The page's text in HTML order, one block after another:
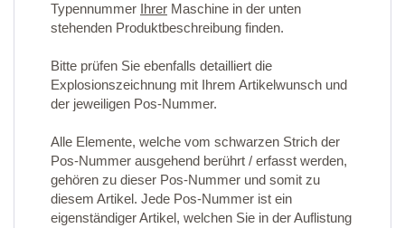
Typennummer Ihrer Maschine in der unten
stehenden Produktbeschreibung finden.
Bitte prüfen Sie ebenfalls detailliert die
Explosionszeichnung mit Ihrem Artikelwunsch und
der jeweiligen Pos-Nummer.
Alle Elemente, welche vom schwarzen Strich der
Pos-Nummer ausgehend berührt / erfasst werden,
gehören zu dieser Pos-Nummer und somit zu
diesem Artikel. Jede Pos-Nummer ist ein
eigenständiger Artikel, welchen Sie in der Auflistung